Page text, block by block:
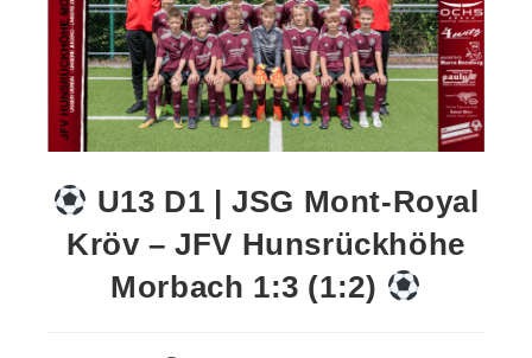
U13 D1 | JSG Mont-Royal
Kröv – JFV Hunsrückhöhe
Morbach 1:3 (1:2)